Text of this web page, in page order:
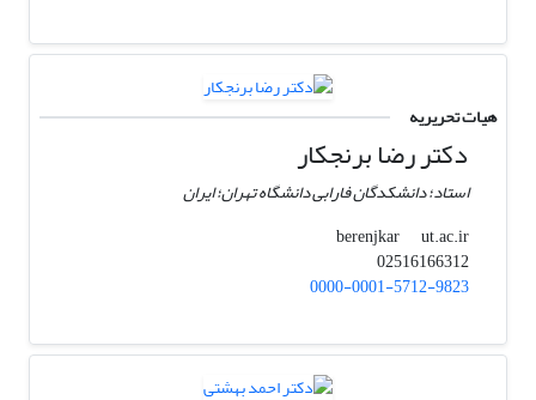
هیات تحریریه
دکتر رضا برنجکار
استاد؛ دانشکدگان فارابی دانشگاه تهران؛ ایران
berenjkar
ut.ac.ir
02516166312
0000-0001-5712-9823